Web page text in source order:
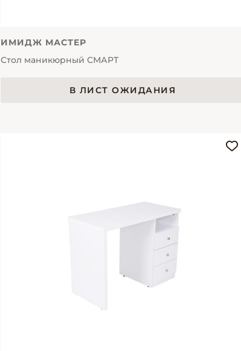
ИМИДЖ МАСТЕР
Стол маникюрный СМАРТ
В ЛИСТ ОЖИДАНИЯ